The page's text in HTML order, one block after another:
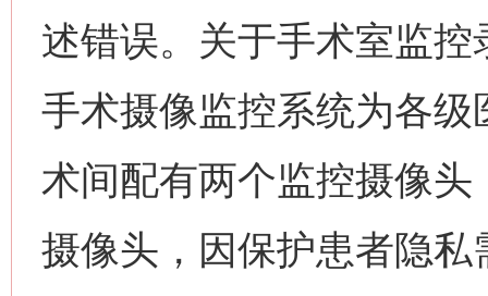
述错误。关于手术室监
手术摄像监控系统为各
术间配有两个监控摄像
摄像头，因保护患者隐